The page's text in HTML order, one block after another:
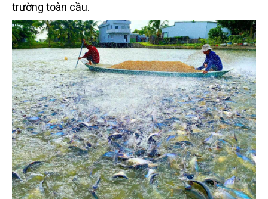
trường toàn cầu.